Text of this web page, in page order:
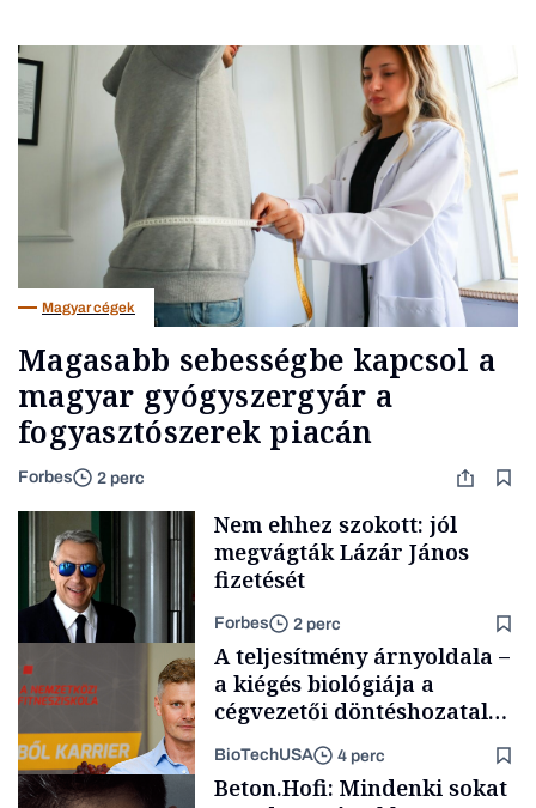
Magyar cégek
Magasabb sebességbe kapcsol a
magyar gyógyszergyár a
fogyasztószerek piacán
Forbes 2 perc
Politika
Nem ehhez szokott: jól
megvágták Lázár János
fizetését
Forbes 2 perc
A teljesítmény árnyoldala –
a kiégés biológiája a
cégvezetői döntéshozatal
BioTechUSA 4 perc
Beton.Hofi: Mindenki sokat